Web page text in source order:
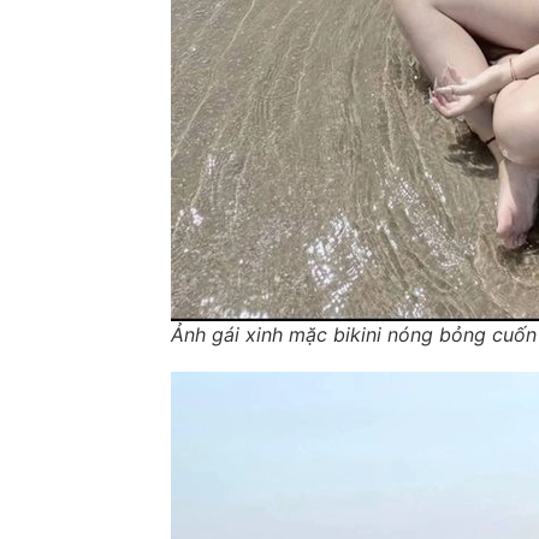
Ảnh gái xinh mặc bikini nóng bỏng